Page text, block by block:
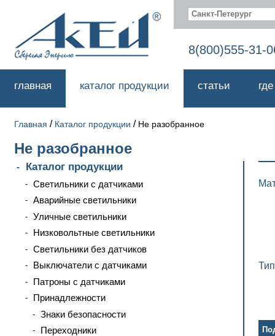
Санкт-Петерург
8(800)555-31-
главная каталог продукции статьи
Главная / Каталог продукции / Не разобранное
Не разобранное
Каталог продукции
Светильники с датчиками
Аварийные светильники
Уличные светильники
Низковольтные светильники
Светильники без датчиков
Выключатели с датчиками
Патроны с датчиками
Принадлежности
Знаки безопасности
Переходники